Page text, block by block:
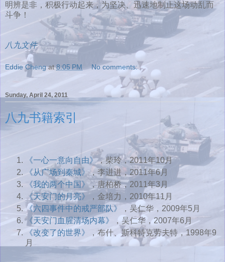
明辨是非，积极行动起来，为坚决、迅速地制止这场动乱而
斗争！
八九文件
Eddie Cheng at8:05 PM No comments:
Sunday, April 24, 2011
八九书籍索引
《一心一意向自由》，柴玲，2011年10月
《从广场到秦城》，李进进，2011年6月
《我的两个中国》 ，唐柏桥，2011年3月
《天安门的月亮》 ，金培力，2010年11月
《六四事件中的戒严部队》
，吴仁华，2009年5月
《天安门血腥清场内幕》
，吴仁华，2007年6月
《改变了的世界》
，布什、斯科特克劳夫特，1998年9
月